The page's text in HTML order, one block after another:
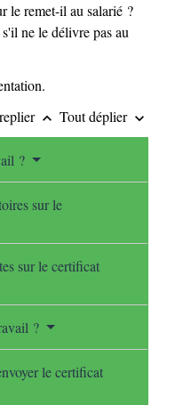
le remet-il au salarié ?
ne le délivre pas au
keyboard_arrow_up Tout déplier keyboard_arrow_down
?
sur le
sur le certificat
?
le certificat